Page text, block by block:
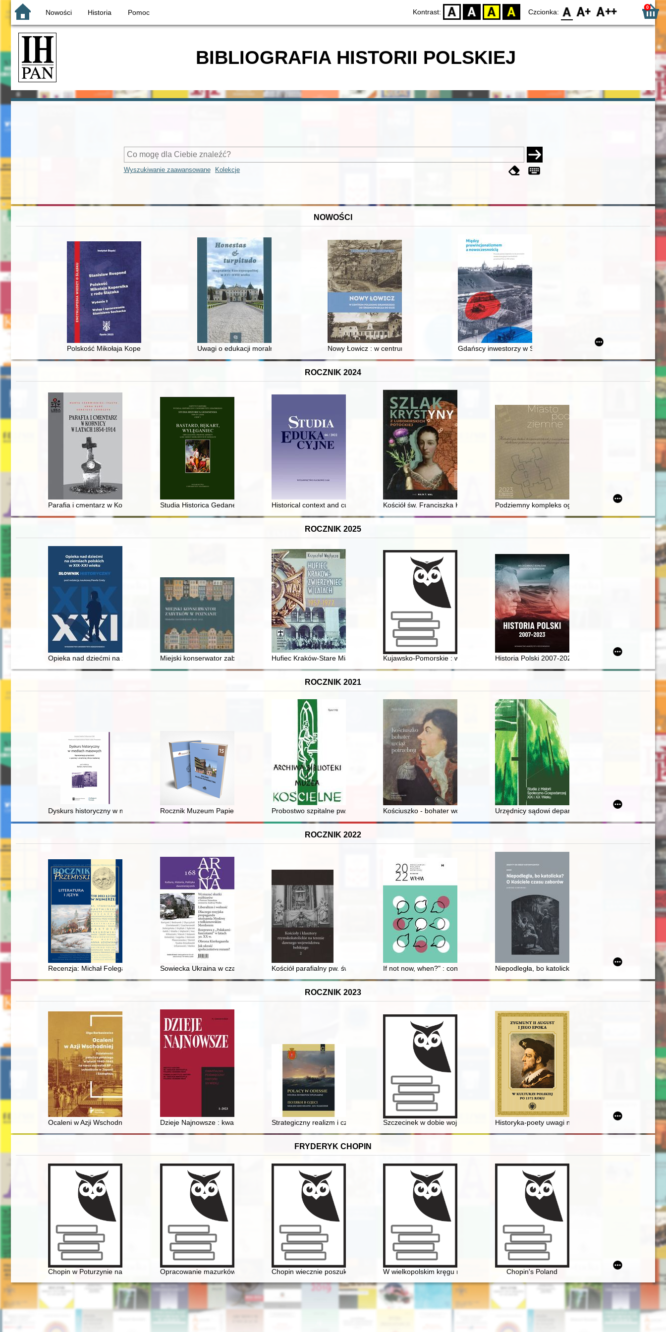
Nowości Historia Pomoc Kontrast: D BW YB BY Czcionka: F0 F1 F2 0
BIBLIOGRAFIA HISTORII POLSKIEJ
Wyszukiwanie zaawansowane Kolekcje
NOWOŚCI
Polskość Mikołaja Kopernika z rodu ŚlązakaUwagi o edukacji moralnej synów szlacheckich w XVI-wiecznej Rzeczypospolitej
Nowy Łowicz : w centrum poligonu drawskiego od średniowiecza do dziśGdańscy inwestorzy w Sopocie : prestiż finansowy i towarzyski
ROCZNIK 2024
Parafia i cmentarz w Kornicy w latach 1854-1914Studia Historica Gedanensia. T. 15, cz. 1 (2024), obyczajowe i prawne aspekty losu dzieci nieślubnych w dziejach
Historical context and culture of remembrance and they significance for comparative education
Kościół św. Franciszka Ksawerego w Krasnymstawie : fundacja Krystyny z Lubomirskich
Podziemny kompleks ogrodu Kazimierza
ROCZNIK 2025
Opieka nad dziećmi na ziemiach polskich w XIX-XXI wieku : słownik historyczny
Miejski konserwator zabytków w Poznaniu : historia i teraźniejszość 1955-2025
Hufiec Kraków-Stare Miasto w latach 1957-1972Kujawsko-Pomorskie : wspólnie do przyszłości : z miłości do Polski : 35 lat samorządności
Historia Polski 2007-2023
ROCZNIK 2021
Dyskurs historyczny w mediach masowych : reprezentacje przeszłości w polskiej i ukraińskiej sferze medialnej / pod redakcją Barbary Markowskiej ; Instytut Studiów Politycznych Polskiej Akademii
Rocznik Muzeum Papiernictwa. T. 15 (2021)Probostwo szpitalne pw. św. Hieronima w Kobryniu w świetle protokołu wizytacyjnego z 1799 roku
Kościuszko - bohater wciąż potrzebny : przewodnik po wystawie stałej
Urzędnicy sądowi departamentu/izby cywilnej
ROCZNIK 2022
Recenzja: Michał Folega, „Życie na świat otwarte. Aleksander Janta-Połczyński”, Meander, Tuchola 2014, ss. 164
Sowiecka Ukraina w czasie Wielkiego Głodu i rozprawy z "Polakami-faszystami" w latach 30. XX w. : świadectwo polskiego komunisty
Kościół parafialny pw. św. Stanisława Biskupa i Męczennika w Toporowie
If not now, when?" : conversation about crisis oral history with Mark Cave and Stephen M.
Niepodległa, bo katolicka? : o Kościele czasu zaborów
ROCZNIK 2023
Ocaleni w Azji Wschodniej : działalność państwa polskiego w latach 1940-1945 na rzecz obywateli RP - uchodźców w Japonii i Szanghaju
Dzieje Najnowsze : kwartalnik poświęcony historii XX wieku. R. 55, nr 1 (2023)
Strategiczny realizm i czarna groteska : dwie Odessy Józefa Sękowskiego
Szczecinek w dobie wojny trzydziestoletniej : kwaterunki wojsk cesarskich i szwedzkich w
Historyka-poety uwagi nad spuścizną po przodkach :
FRYDERYK CHOPIN
Chopin w Poturzynie na Ziemi ZamojskiejOpracowanie mazurków Chopina w redakcji Zygmunta Stojowskiego w kontekście tendencji i praktyk występujących w edytorstwie muzycznym XIX i XX wieku
Chopin wiecznie poszukiwany. Historia Międzynarodowego Konkursu Pianistycznego im. Fryderyka Chopina w Warszawie
W wielkopolskim kręgu rodziny Fryderyka Chopina
Chopin's Poland